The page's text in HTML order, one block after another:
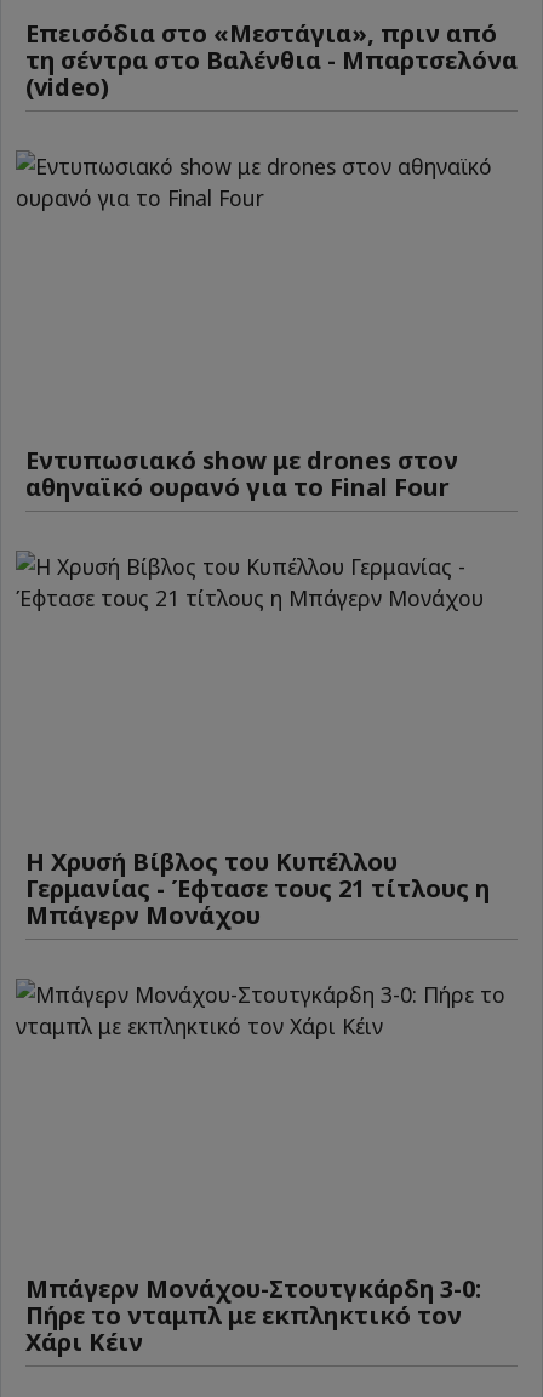
Επεισόδια στο «Μεστάγια», πριν από
τη σέντρα στο Βαλένθια - Μπαρτσελόνα
(video)
Εντυπωσιακό show με drones στον
αθηναϊκό ουρανό για το Final Four
Η Χρυσή Βίβλος του Κυπέλλου
Γερμανίας - Έφτασε τους 21 τίτλους η
Μπάγερν Μονάχου
Μπάγερν Μονάχου-Στουτγκάρδη 3-0:
Πήρε το νταμπλ με εκπληκτικό τον
Χάρι Κέιν